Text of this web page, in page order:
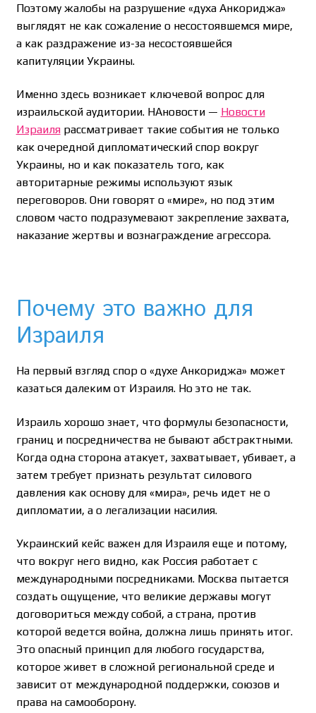
Поэтому жалобы на разрушение «духа Анкориджа»
выглядят не как сожаление о несостоявшемся мире,
а как раздражение из-за несостоявшейся
капитуляции Украины.
Именно здесь возникает ключевой вопрос для
израильской аудитории. НАновости — Новости
Израилярассматривает такие события не только
как очередной дипломатический спор вокруг
Украины, но и как показатель того, как
авторитарные режимы используют язык
переговоров. Они говорят о «мире», но под этим
словом часто подразумевают закрепление захвата,
наказание жертвы и вознаграждение агрессора.
Почему это важно для
Израиля
На первый взгляд спор о «духе Анкориджа» может
казаться далеким от Израиля. Но это не так.
Израиль хорошо знает, что формулы безопасности,
границ и посредничества не бывают абстрактными.
Когда одна сторона атакует, захватывает, убивает, а
затем требует признать результат силового
давления как основу для «мира», речь идет не о
дипломатии, а о легализации насилия.
Украинский кейс важен для Израиля еще и потому,
что вокруг него видно, как Россия работает с
международными посредниками. Москва пытается
создать ощущение, что великие державы могут
договориться между собой, а страна, против
которой ведется война, должна лишь принять итог.
Это опасный принцип для любого государства,
которое живет в сложной региональной среде и
зависит от международной поддержки, союзов и
права на самооборону.